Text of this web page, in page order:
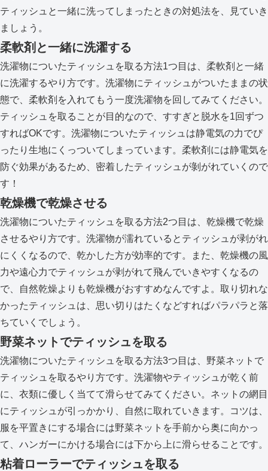
ティッシュと一緒に洗ってしまったときの対処法を、見ていき
ましょう。
柔軟剤と一緒に洗濯する
洗濯物についたティッシュを取る方法1つ目は、柔軟剤と一緒
に洗濯するやり方です。洗濯物にティッシュがついたままの状
態で、柔軟剤を入れてもう一度洗濯物を回してみてください。
ティッシュを取ることが目的なので、すすぎと脱水を1回ずつ
すればOKです。洗濯物についたティッシュは静電気の力でぴ
ったり生地にくっついてしまっています。柔軟剤には静電気を
防ぐ効果があるため、密着したティッシュが剝がれていくので
す！
乾燥機で乾燥させる
洗濯物についたティッシュを取る方法2つ目は、乾燥機で乾燥
させるやり方です。洗濯物が濡れているとティッシュが剥がれ
にくくなるので、乾かした方が効率的です。また、乾燥機の風
力や遠心力でティッシュが剥がれて飛んでいきやすくなるの
で、自然乾燥よりも乾燥機がおすすめなんですよ。取り切れな
かったティッシュは、思い切りはたくなどすればパラパラと落
ちていくでしょう。
野菜ネットでティッシュを取る
洗濯物についたティッシュを取る方法3つ目は、野菜ネットで
ティッシュを取るやり方です。洗濯物やティッシュが乾く前
に、衣類に優しく当てて滑らせてみてください。ネットの網目
にティッシュが引っかかり、自然に取れていきます。コツは、
服を平置きにする場合には野菜ネットを手前から奥に向かっ
て、ハンガーにかける場合には下から上に滑らせることです。
粘着ローラーでティッシュを取る